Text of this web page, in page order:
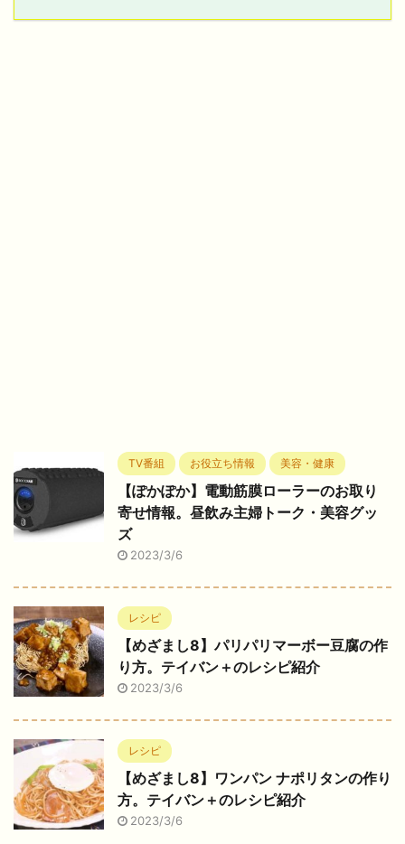
TV番組 お役立ち情報 美容・健康
【ぽかぽか】電動筋膜ローラーのお取り
寄せ情報。昼飲み主婦トーク・美容グッ
ズ
2023/3/6
レシピ
【めざまし8】パリパリマーボー豆腐の作
り方。テイバン＋のレシピ紹介
2023/3/6
レシピ
【めざまし8】ワンパン ナポリタンの作り
方。テイバン＋のレシピ紹介
2023/3/6